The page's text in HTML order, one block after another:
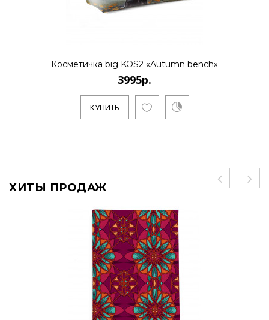
Косметичка big KOS2 «Autumn bench»
3995р.
КУПИТЬ
ХИТЫ ПРОДАЖ